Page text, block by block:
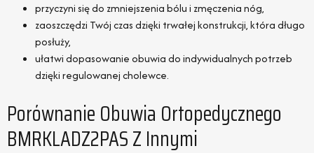
przyczyni się do zmniejszenia bólu i zmęczenia nóg,
zaoszczędzi Twój czas dzięki trwałej konstrukcji, która długo
posłuży,
ułatwi dopasowanie obuwia do indywidualnych potrzeb
dzięki regulowanej cholewce.
Porównanie Obuwia Ortopedycznego
BMRKLADZ2PAS Z Innymi